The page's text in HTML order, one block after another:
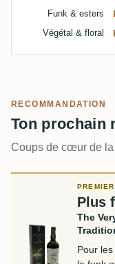
Funk & esters
Végétal & floral
RECOMMANDATION
Ton prochain
Coups de cœur de
Plus
The
Pour